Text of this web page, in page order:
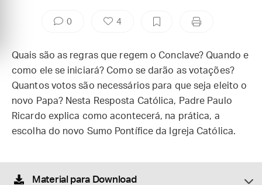
0 4
Quais são as regras que regem o Conclave? Quando e
como ele se iniciará? Como se darão as votações?
Quantos votos são necessários para que seja eleito o
novo Papa? Nesta Resposta Católica, Padre Paulo
Ricardo explica como acontecerá, na prática, a
escolha do novo Sumo Pontífice da Igreja Católica.
Material para Download